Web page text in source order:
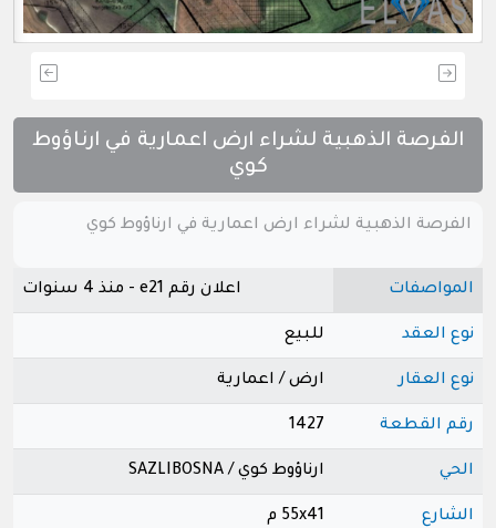
الفرصة الذهبية لشراء ارض اعمارية في ارناؤوط
كوي
الفرصة الذهبية لشراء ارض اعمارية في ارناؤوط كوي
المواصفات اعلان رقم e21 - منذ 4 سنوات
نوع العقد للبيع
نوع العقار ارض / اعمارية
رقم القطعة 1427
الحي ارناؤوط كوي / SAZLIBOSNA
الشارع 55x41 م